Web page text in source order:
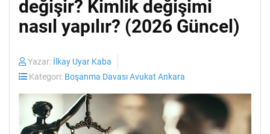
değişir? Kimlik değişimi
nasıl yapılır? (2026 Güncel)
Yazar: İlkay Uyar Kaba
Kategori: Boşanma Davası Avukat Ankara